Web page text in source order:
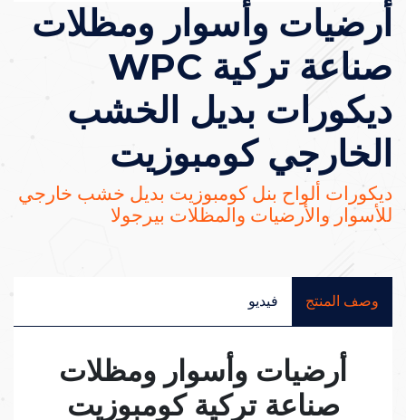
أرضيات وأسوار ومظلات
صناعة تركية WPC
ديكورات بديل الخشب
الخارجي كومبوزيت
ديكورات ألواح بنل كومبوزيت بديل خشب خارجي
للأسوار والأرضيات والمظلات بيرجولا
وصف المنتج فيديو
أرضيات وأسوار ومظلات
صناعة تركية كومبوزيت